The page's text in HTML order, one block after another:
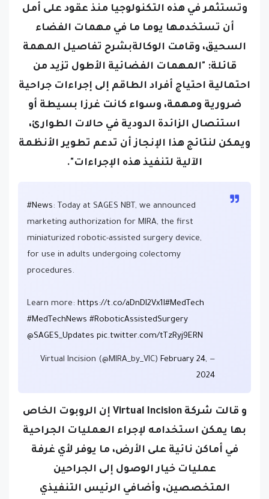
وتستثمر في هذه التكنولوجيا منذ عقود على أمل
أن تستخدمها يوما ما في مهمات الفضاء
السحيق، وقامت الوكالةبشرح تفاصيل المهمة
قائلة: "المهمات الفضائية الأطول تزيد من
احتمالية احتياج أفراد الطاقم إلى إجراءات جراحية
ضرورية ومهمة، وسواء كانت غرزا بسيطة أو
استئصال الزائدة الدودية في حالات الطوارئ،
ويمكن لنتائج هذا الإنجاز أن تدعم تطوير الأنظمة
الآلية لتنفيذ هذه الإجراءات".
#News : Today at SAGES NBT, we announced
marketing authorization for MIRA, the first
miniaturized robotic-assisted surgery device,
for use in adults undergoing colectomy
procedures.
Learn more: https://t.co/aDnDI2Vx1I#MedTech
#MedTechNews #RoboticAssistedSurgery
@SAGES_Updates pic.twitter.com/tTzRyj9ERN
— Virtual Incision (@MIRA_by_VIC)
February 24,
2024
و قالت شركة Virtual Incision إن الروبوت الخاص
بها يمكن استخدامه لإجراء العمليات الجراحية
في أماكن نائية على الأرض، ما يوفر لأي غرفة
عمليات خيار الوصول إلى الجراحين
المتخصصين، وأضافي الرئيس التنفيذي